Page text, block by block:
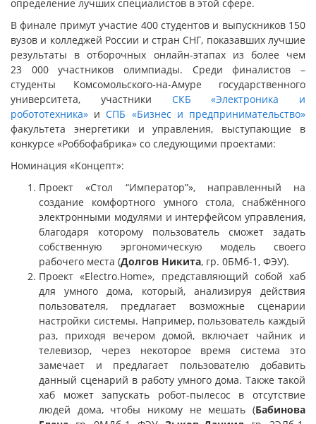
определение лучших специалистов в этой сфере.
В финале примут участие 400 студентов и выпускников 150
вузов и колледжей России и стран СНГ, показавших лучшие
результаты в отборочных онлайн-этапах из более чем
23 000 участников олимпиады. Среди финалистов –
студенты Комсомольского-на-Амуре государственного
университета, участники СКБ «Электроника и
робототехника» иСПБ «Бизнес и предпринимательство»
факультета энергетики и управления, выступающие в
конкурсе «Роббофабрика» со следующими проектами:
Номинация «Концепт»:
Проект «Стол “Император”», направленный на
создание комфортного умного стола, снабжённого
электронными модулями и интерфейсом управления,
благодаря которому пользователь сможет задать
собственную эргономическую модель своего
рабочего места (Долгов Никита, гр. 0БМб-1, ФЭУ).
Проект «Electro.Home», представляющий собой хаб
для умного дома, который, анализируя действия
пользователя, предлагает возможные сценарии
настройки системы. Например, пользователь каждый
раз, приходя вечером домой, включает чайник и
телевизор, через некоторое время система это
замечает и предлагает пользователю добавить
данный сценарий в работу умного дома. Также такой
хаб может запускать робот-пылесос в отсутствие
людей дома, чтобы никому не мешать (Бабинова